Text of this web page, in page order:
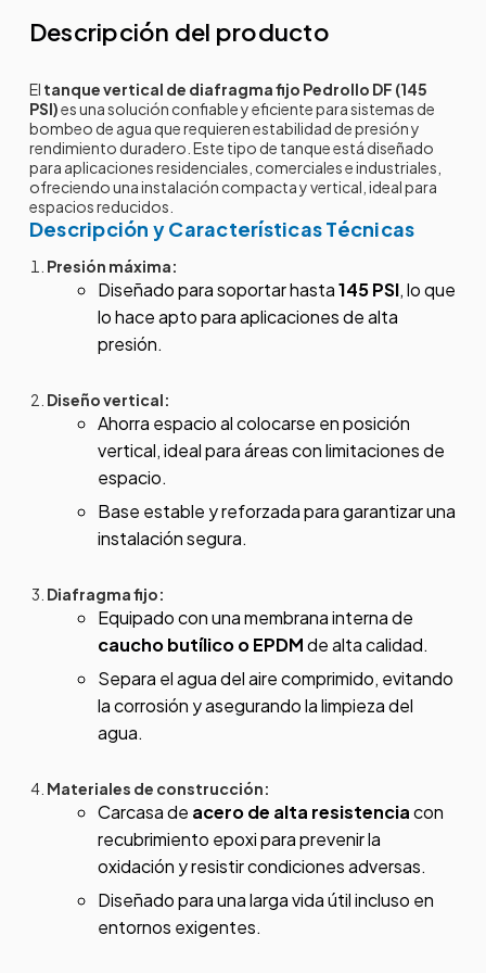
Descripción del producto
El tanque vertical de diafragma fijo Pedrollo DF (145
PSI)es una solución confiable y eficiente para sistemas de
bombeo de agua que requieren estabilidad de presión y
rendimiento duradero. Este tipo de tanque está diseñado
para aplicaciones residenciales, comerciales e industriales,
ofreciendo una instalación compacta y vertical, ideal para
espacios reducidos.
Descripción y Características Técnicas
Presión máxima:
Diseñado para soportar hasta145 PSI, lo que
lo hace apto para aplicaciones de alta
presión.
Diseño vertical:
Ahorra espacio al colocarse en posición
vertical, ideal para áreas con limitaciones de
espacio.
Base estable y reforzada para garantizar una
instalación segura.
Diafragma fijo:
Equipado con una membrana interna de
caucho butílico o EPDMde alta calidad.
Separa el agua del aire comprimido, evitando
la corrosión y asegurando la limpieza del
agua.
Materiales de construcción:
Carcasa de acero de alta resistenciacon
recubrimiento epoxi para prevenir la
oxidación y resistir condiciones adversas.
Diseñado para una larga vida útil incluso en
entornos exigentes.